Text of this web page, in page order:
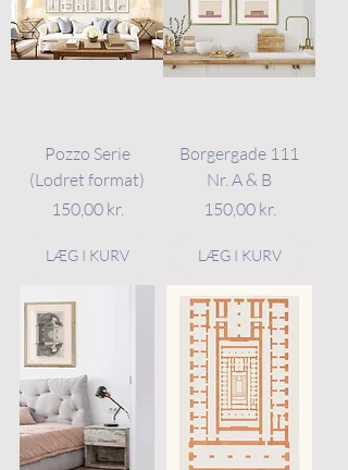
Pozzo Serie
(Lodret format)
Pris
150,00 kr.
LÆG I KURV
Borgergade 111
Nr. A & B
Pris
150,00 kr.
LÆG I KURV